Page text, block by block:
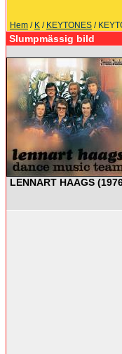
Hem / K / KEYTONES /
Slumpmässig bild
LENNART HAAGS